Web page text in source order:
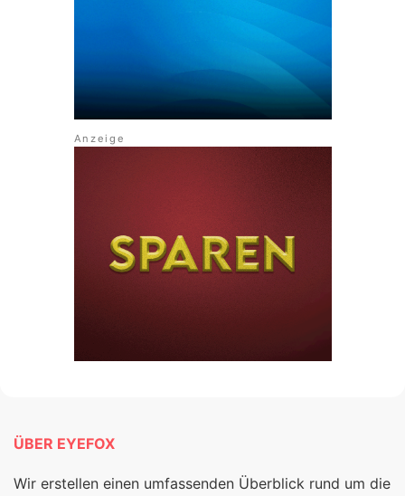
ÜBER EYEFOX
Wir erstellen einen umfassenden Überblick rund um die